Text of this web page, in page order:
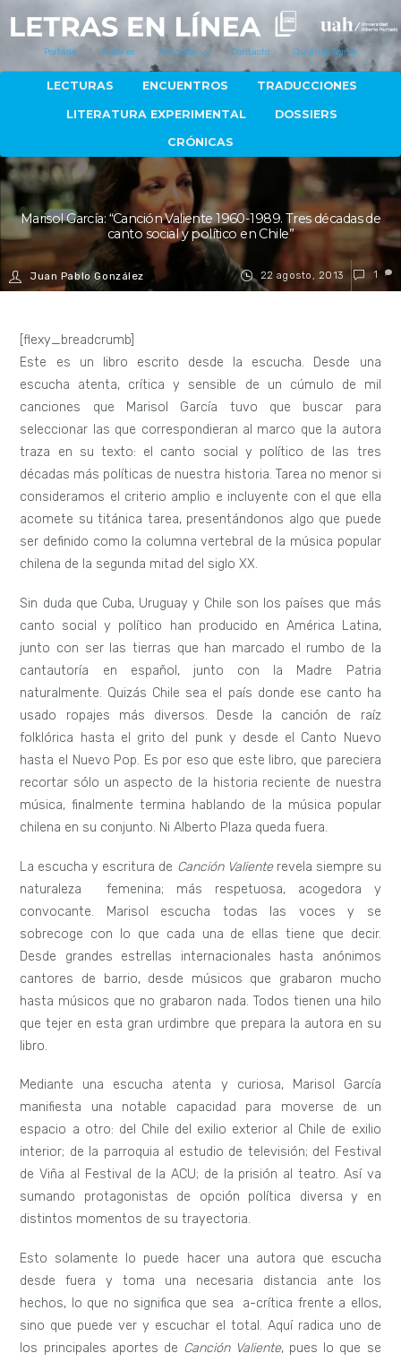
Portada Autores Artículos Contacto Quiénes Somos
LECTURAS ENCUENTROS TRADUCCIONES
LITERATURA EXPERIMENTAL DOSSIERS
CRÓNICAS
22 agosto, 2013
Marisol García: “Canción Valiente 1960-1989. Tres décadas de
canto social y político en Chile”
Juan Pablo González 1
[flexy_breadcrumb]
Este es un libro escrito desde la escucha. Desde una
escucha atenta, crítica y sensible de un cúmulo de mil
canciones que Marisol García tuvo que buscar para
seleccionar las que correspondieran al marco que la autora
traza en su texto: el canto social y político de las tres
décadas más políticas de nuestra historia. Tarea no menor si
consideramos el criterio amplio e incluyente con el que ella
acomete su titánica tarea, presentándonos algo que puede
ser definido como la columna vertebral de la música popular
chilena de la segunda mitad del siglo XX.
Sin duda que Cuba, Uruguay y Chile son los países que más
canto social y político han producido en América Latina,
junto con ser las tierras que han marcado el rumbo de la
cantautoría en español, junto con la Madre Patria
naturalmente. Quizás Chile sea el país donde ese canto ha
usado ropajes más diversos. Desde la canción de raíz
folklórica hasta el grito del punk y desde el Canto Nuevo
hasta el Nuevo Pop. Es por eso que este libro, que pareciera
recortar sólo un aspecto de la historia reciente de nuestra
música, finalmente termina hablando de la música popular
chilena en su conjunto. Ni Alberto Plaza queda fuera.
La escucha y escritura de Canción Valienterevela siempre su
naturaleza femenina; más respetuosa, acogedora y
convocante. Marisol escucha todas las voces y se
sobrecoge con lo que cada una de ellas tiene que decir.
Desde grandes estrellas internacionales hasta anónimos
cantores de barrio, desde músicos que grabaron mucho
hasta músicos que no grabaron nada. Todos tienen una hilo
que tejer en esta gran urdimbre que prepara la autora en su
libro.
Mediante una escucha atenta y curiosa, Marisol García
manifiesta una notable capacidad para moverse de un
espacio a otro: del Chile del exilio exterior al Chile de exilio
interior; de la parroquia al estudio de televisión; del Festival
de Viña al Festival de la ACU; de la prisión al teatro. Así va
sumando protagonistas de opción política diversa y en
distintos momentos de su trayectoria.
Esto solamente lo puede hacer una autora que escucha
desde fuera y toma una necesaria distancia ante los
hechos, lo que no significa que sea a-crítica frente a ellos,
sino que puede ver y escuchar el total. Aquí radica uno de
los principales aportes de Canción Valiente, pues lo que se